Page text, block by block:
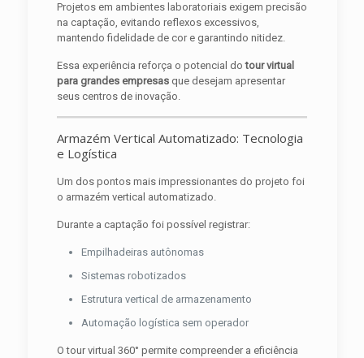
Projetos em ambientes laboratoriais exigem precisão
na captação, evitando reflexos excessivos,
mantendo fidelidade de cor e garantindo nitidez.
Essa experiência reforça o potencial dotour virtual
para grandes empresasque desejam apresentar
seus centros de inovação.
Armazém Vertical Automatizado: Tecnologia
e Logística
Um dos pontos mais impressionantes do projeto foi
o armazém vertical automatizado.
Durante a captação foi possível registrar:
Empilhadeiras autônomas
Sistemas robotizados
Estrutura vertical de armazenamento
Automação logística sem operador
O tour virtual 360° permite compreender a eficiência